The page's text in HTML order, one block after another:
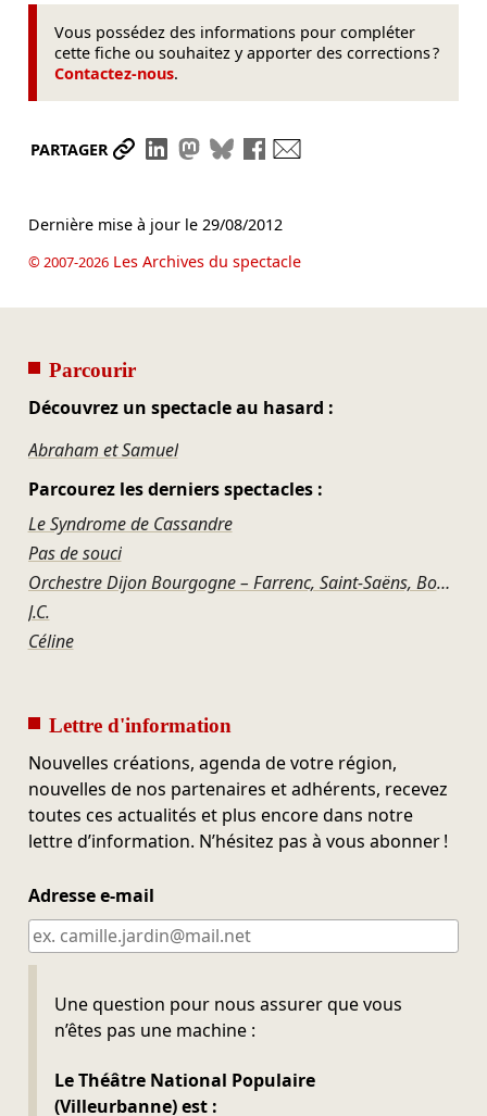
Vous possédez des informations pour compléter
cette fiche ou souhaitez y apporter des corrections ?
Contactez-nous.
PARTAGER Partager le lien
Partager sur LinkedIn
Partager sur Mastodon
Partager sur Bluesky
Partager sur Facebook
Dernière mise à jour le 29/08/2012
© 2007-2026Les Archives du spectacle
Parcourir
Découvrez un spectacle au hasard :
Abraham et Samuel
Parcourez les derniers spectacles :
Le Syndrome de Cassandre
Pas de souci
Orchestre Dijon Bourgogne – Farrenc, Saint-Saëns, Bonis, Offenbach
J.C.
Céline
Lettre d'information
Nouvelles créations, agenda de votre région,
nouvelles de nos partenaires et adhérents, recevez
toutes ces actualités et plus encore dans notre
lettre d’information. N’hésitez pas à vous abonner !
Adresse e-mail
Une question pour nous assurer que vous
n’êtes pas une machine :
Le Théâtre National Populaire
(Villeurbanne) est :
Ne pas remplir